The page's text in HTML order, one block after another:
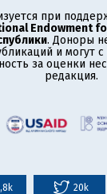
при
Endowment
. Доноры
и могут с
за оценки
редакция.
20k